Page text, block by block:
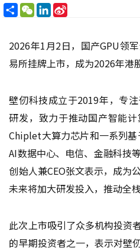
分
享
WeChatLinkedIn
2026年1月2日，国产GPU领
易所挂牌上市，成为2026年港
壁仞科技成立于2019年，专
研发，致力于推动国产智能
Chiplet大算力芯片和一系列基
AI数据中心、电信、金融科技
创始人兼CEO张文表示，成为
未来将加大研发投入，推动全
此次上市吸引了众多机构投资
的早期投资者之一，表示对壁